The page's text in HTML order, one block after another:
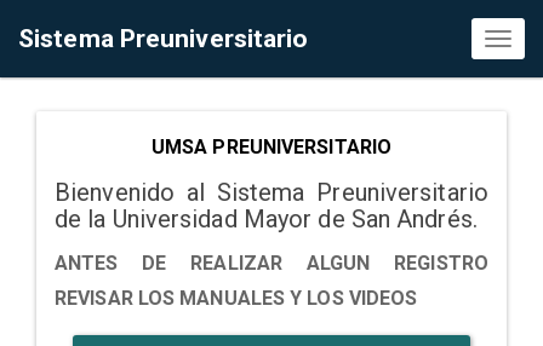
Sistema Preuniversitario
UMSA PREUNIVERSITARIO
Bienvenido al Sistema Preuniversitario
de la Universidad Mayor de San Andrés.
ANTES DE REALIZAR ALGUN REGISTRO
REVISAR LOS MANUALES Y LOS VIDEOS